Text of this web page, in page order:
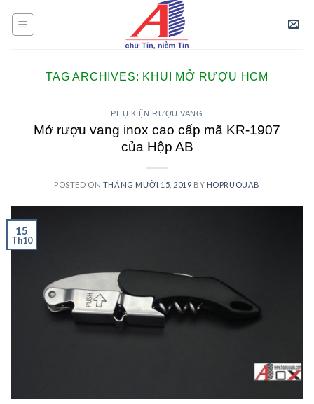
TAG ARCHIVES: KHUI MỞ RƯỢU HCM
PHỤ KIỆN RƯỢU VANG
Mở rượu vang inox cao cấp mã KR-1907
của Hộp AB
POSTED ON THÁNG MƯỜI 15, 2019 BY HOPRUOUAB
15
Th10